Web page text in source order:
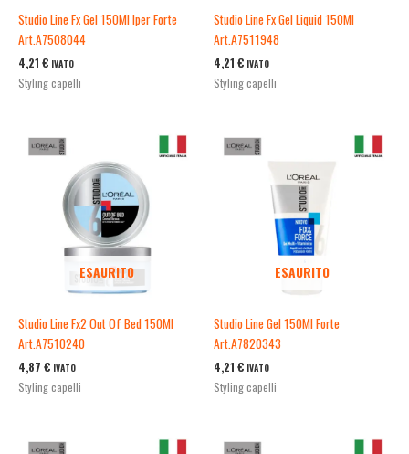
Studio Line Fx Gel 150Ml Iper Forte
Art.A7508044
4,21 € IVATO
Styling capelli
Studio Line Fx Gel Liquid 150Ml
Art.A7511948
4,21 € IVATO
Styling capelli
ESAURITO
Studio Line Fx2 Out Of Bed 150Ml
Art.A7510240
4,87 € IVATO
Styling capelli
ESAURITO
Studio Line Gel 150Ml Forte
Art.A7820343
4,21 € IVATO
Styling capelli